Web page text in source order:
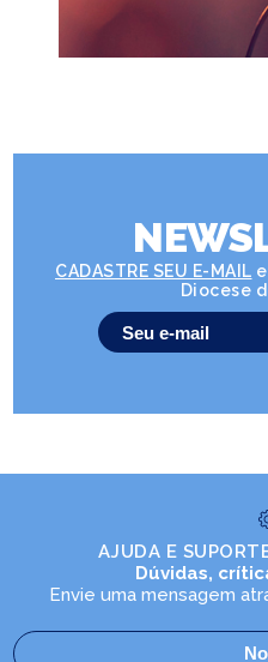
CADASTRE SEU E-MAIL
Diocese
AJUDA E
Dúvidas,
Envie uma mensagem